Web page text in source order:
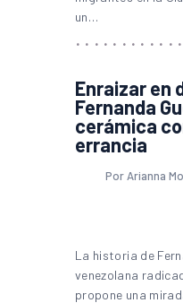
un…
Enraizar en
Fernanda
cerámica
errancia
Por Arianna
La historia de
venezolana
propone una